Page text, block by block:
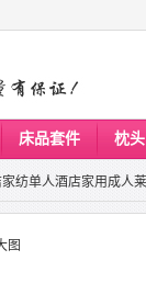
床品套件 枕头
纺单人酒店家用成人